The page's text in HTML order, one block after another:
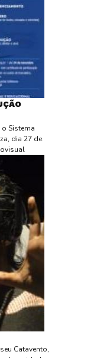
Sistema
dia 27 de
Catavento,